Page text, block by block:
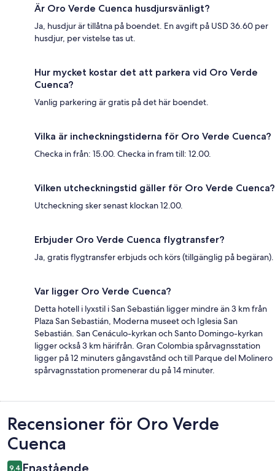
Är Oro Verde Cuenca husdjursvänligt?
Ja, husdjur är tillåtna på boendet. En avgift på USD 36.60 per
husdjur, per vistelse tas ut.
Hur mycket kostar det att parkera vid Oro Verde
Cuenca?
Vanlig parkering är gratis på det här boendet.
Vilka är incheckningstiderna för Oro Verde Cuenca?
Checka in från: 15.00. Checka in fram till: 12.00.
Vilken utcheckningstid gäller för Oro Verde Cuenca?
Utcheckning sker senast klockan 12.00.
Erbjuder Oro Verde Cuenca flygtransfer?
Ja, gratis flygtransfer erbjuds och körs (tillgänglig på begäran).
Var ligger Oro Verde Cuenca?
Detta hotell i lyxstil i San Sebastián ligger mindre än 3 km från
Plaza San Sebastián, Moderna museet och Iglesia San
Sebastián. San Cenáculo-kyrkan och Santo Domingo-kyrkan
ligger också 3 km härifrån. Gran Colombia spårvagnsstation
ligger på 12 minuters gångavstånd och till Parque del Molinero
spårvagnsstation promenerar du på 14 minuter.
Recensioner
Recensioner för Oro Verde
Cuenca
9,4 Enastående